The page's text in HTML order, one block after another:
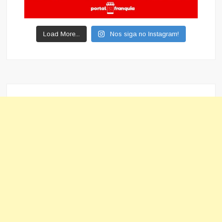
Load More... Nos siga no Instagram!